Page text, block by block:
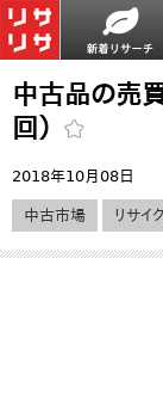
中古品の売
回）
2018年10月08日
中古市場 リサイ